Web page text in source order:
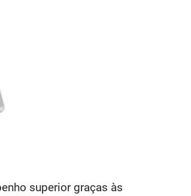
superior graças às